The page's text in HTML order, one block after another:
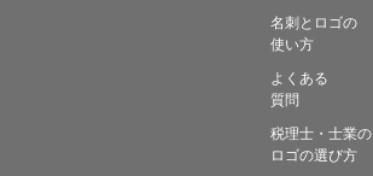
名刺とロゴの
使い方
よくある
質問
税理士・士業の
ロゴの選び方